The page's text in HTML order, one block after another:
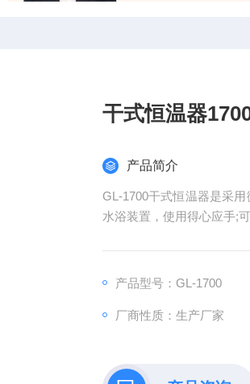
干式恒温器
产品简介
GL-1700干式恒温器是采
水浴装置，使用得心应手;
产品型号：GL-1700
厂商性质：生产厂家